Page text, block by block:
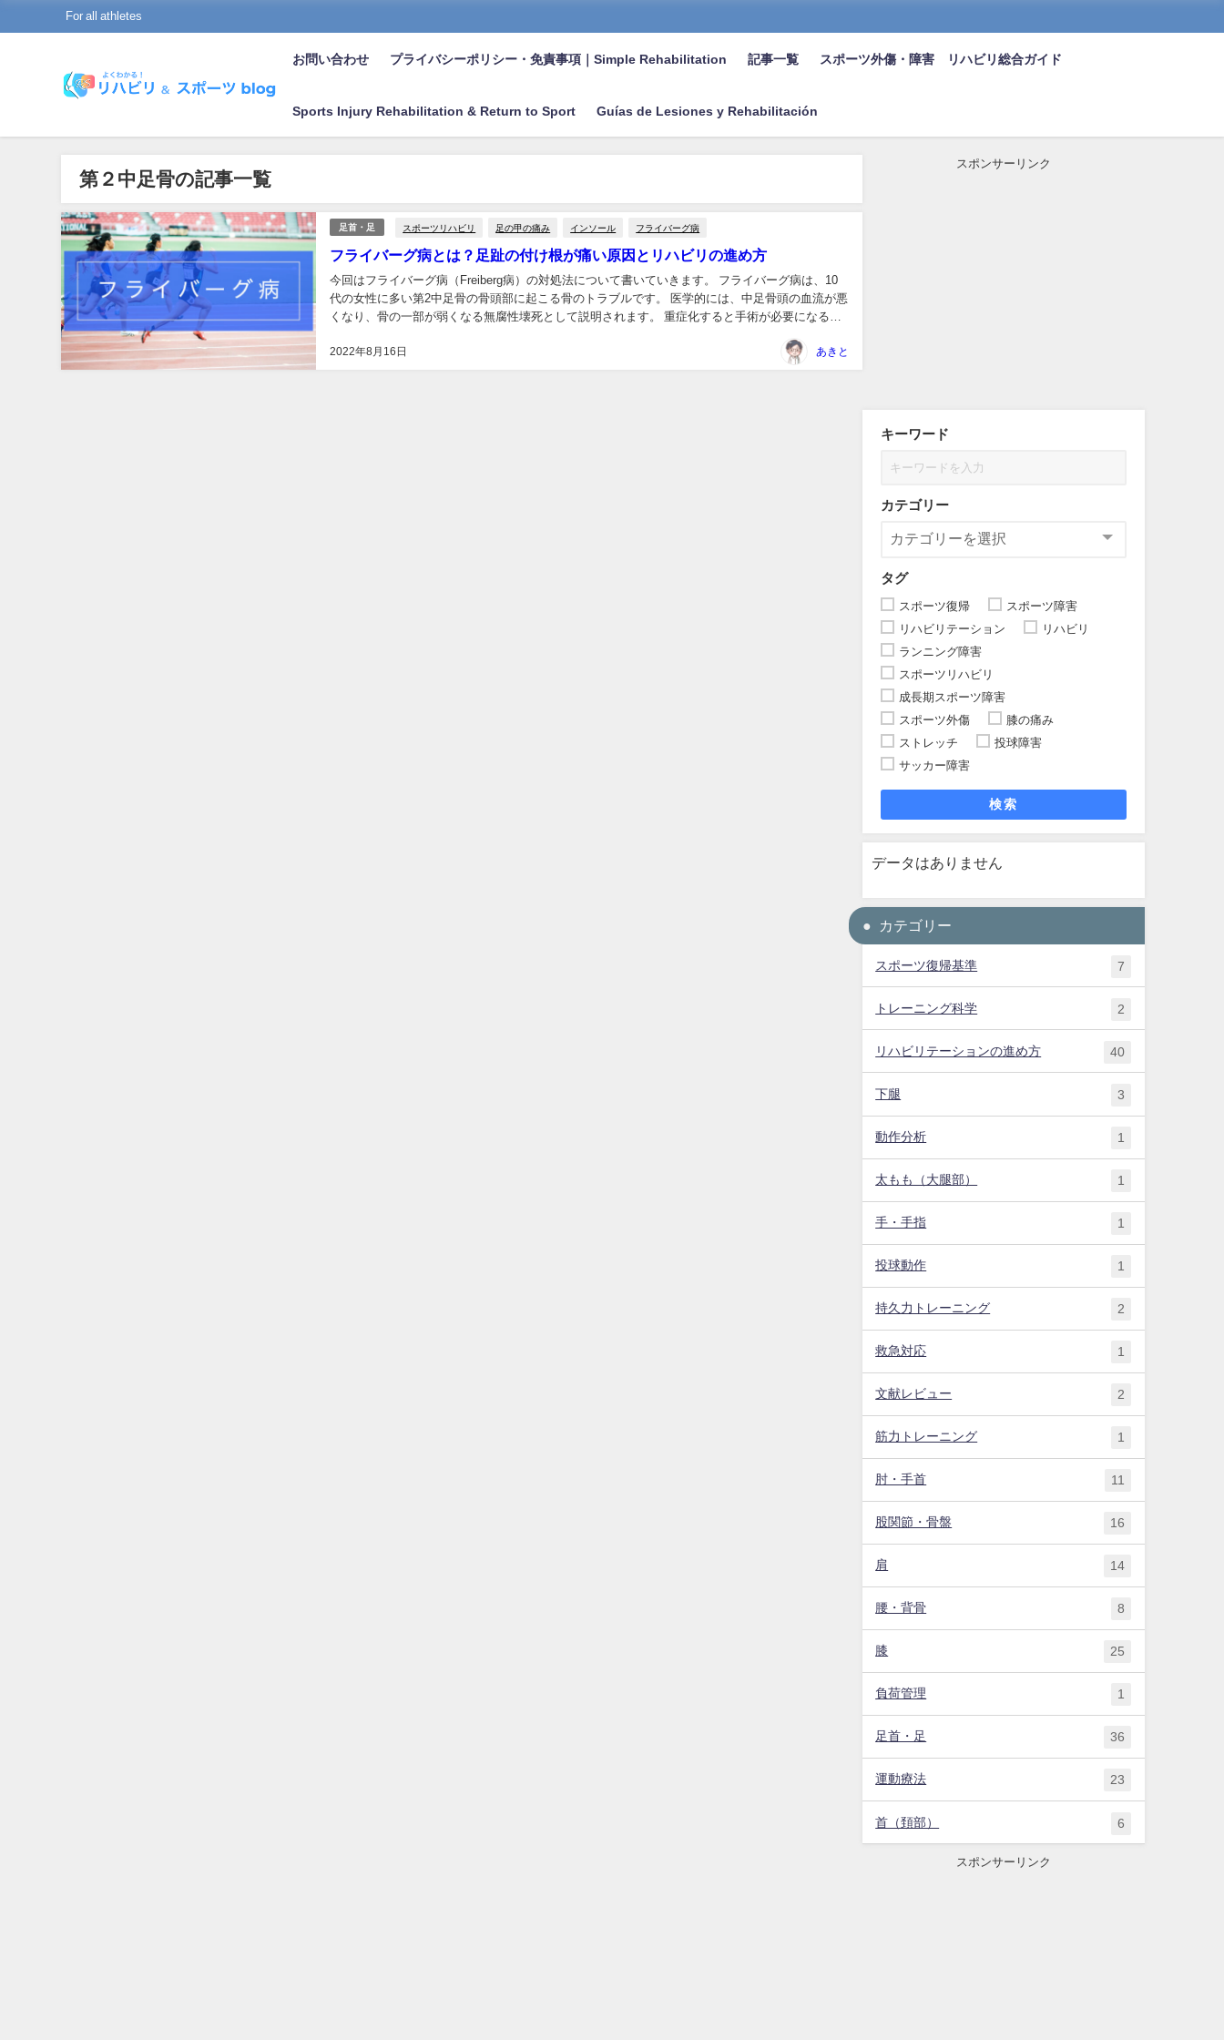
For all athletes
お問い合わせ プライバシーポリシー・免責事項｜Simple Rehabilitation 記事一覧 スポーツ外傷・障害 リハビリ総合ガイド
Sports Injury Rehabilitation & Return to Sport Guías de Lesiones y Rehabilitación
第２中足骨の記事一覧
足首・足 スポーツリハビリ 足の甲の痛み インソール フライバーグ病
フライバーグ病とは？足趾の付け根が痛い原因とリハビリの進め方
2022年8月16日
今回はフライバーグ病（Freiberg病）の対処法について書いていきます。 フライバーグ病は、10
代の女性に多い第2中足骨の骨頭部に起こる骨のトラブルです。 医学的には、中足骨頭の血流が悪
くなり、骨の一部が弱くなる無腐性壊死として説明されます。 重症化すると手術が必要になるこ
あきと
スポンサーリンク
キーワード
カテゴリー
タグ
スポーツ復帰
スポーツ障害
リハビリテーション
リハビリ
ランニング障害
スポーツリハビリ
成長期スポーツ障害
スポーツ外傷
膝の痛み
ストレッチ
投球障害
サッカー障害
検索
データはありません
カテゴリー
スポーツ復帰基準 7
トレーニング科学 2
リハビリテーションの進め方 40
下腿 3
動作分析 1
太もも（大腿部） 1
手・手指 1
投球動作 1
持久力トレーニング 2
救急対応 1
文献レビュー 2
筋力トレーニング 1
肘・手首 11
股関節・骨盤 16
肩 14
腰・背骨 8
膝 25
負荷管理 1
足首・足 36
運動療法 23
首（頚部） 6
スポンサーリンク